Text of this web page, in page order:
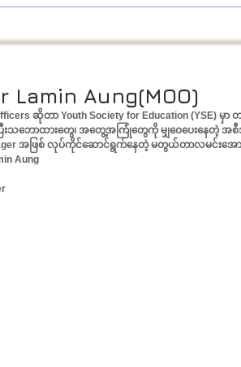
Lamin Aung(MOO)
ဆိုတာ Youth Society for Education
သဘောထားတွေ၊ အတွေ့အကြုံတွေကို မျှဝေပေးနေတဲ့ အ
အဖြစ် လုပ်ကိုင်ဆောင်ရွက်နေတဲ့ မတွယ်တာလမင်းအော
Aung